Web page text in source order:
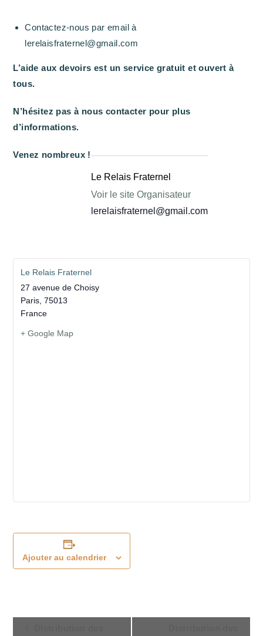
Contactez-nous par email à
lerelaisfraternel@gmail.com
L’aide aux devoirs est un service gratuit et ouvert à
tous.
N’hésitez pas à nous contacter pour plus
d’informations.
Venez nombreux !
Le Relais Fraternel
Voir le site Organisateur
lerelaisfraternel@gmail.com
Le Relais Fraternel
27 avenue de Choisy
Paris 75013
France
+ Google Map
Ajouter au calendrier